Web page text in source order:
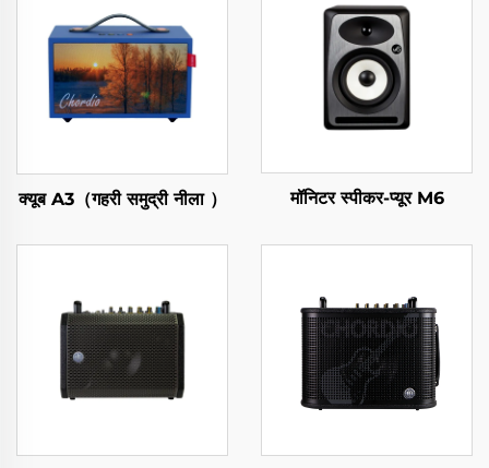
क्यूब A3（गहरी समुद्री नीला ） मॉनिटर स्पीकर-प्यूर M6